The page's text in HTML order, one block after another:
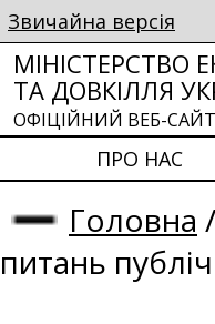
Звичайна версія
МІНІСТЕРСТВО
ТА ДОВКІЛЛЯ
ОФІЦІЙНИЙ ВЕБ-САЙТ
ПРО НАС
Головна /
питань